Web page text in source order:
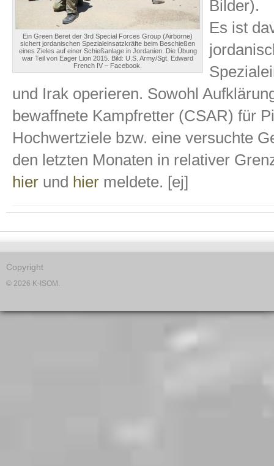
Ein Green Beret der 3rd Special Forces Group (Airborne)
sichert jordanischen Spezialeinsatzkräfte beim Beschießen
eines Zieles auf einer Schießanlage in Jordanien. Die Übung
war Teil von Eager Lion 2015. Bild: U.S. Army/Sgt. Edward
French IV – Facebook.
Bilder).
Es ist
und Irak operieren. Sowohl
bewaffnete Kampfretter (CSAR) für
Hochwertziele bzw. eine versuchte
den letzten Monaten in relativer
hier und hier meldete. [ej]
Copyright
© 2026 K-ISOM.